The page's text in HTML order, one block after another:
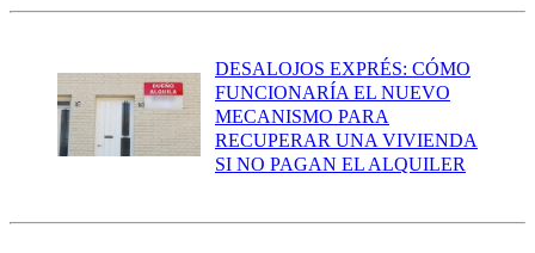
DESALOJOS EXPRÉS: CÓMO
FUNCIONARÍA EL NUEVO
MECANISMO PARA
RECUPERAR UNA VIVIENDA
SI NO PAGAN EL ALQUILER